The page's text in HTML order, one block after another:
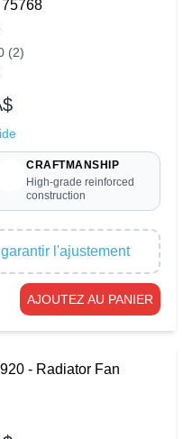
(2)
CRAFTMANSHIP
High-grade reinforced
construction
l'ajustement
AJOUTEZ AU PANIER
- Radiator Fan